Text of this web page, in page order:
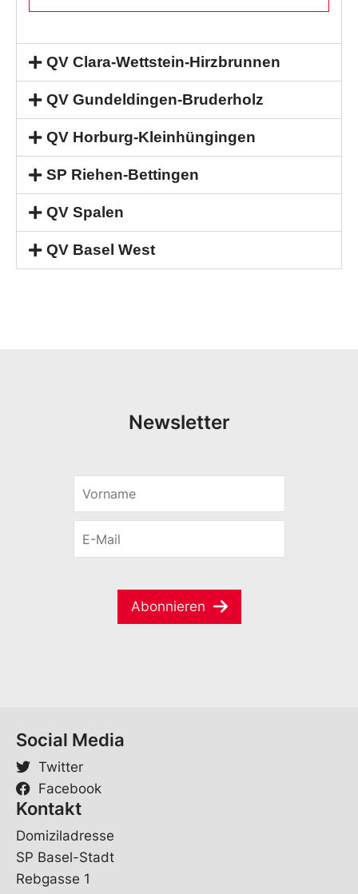
QV Clara-Wettstein-Hirzbrunnen
QV Gundeldingen-Bruderholz
QV Horburg-Kleinhüngingen
SP Riehen-Bettingen
QV Spalen
QV Basel West
Newsletter
E
a
l
*
r
m
M
Abonnieren
Social Media
Twitter
Facebook
Kontakt
Domiziladresse
SP Basel-Stadt
Rebgasse 1